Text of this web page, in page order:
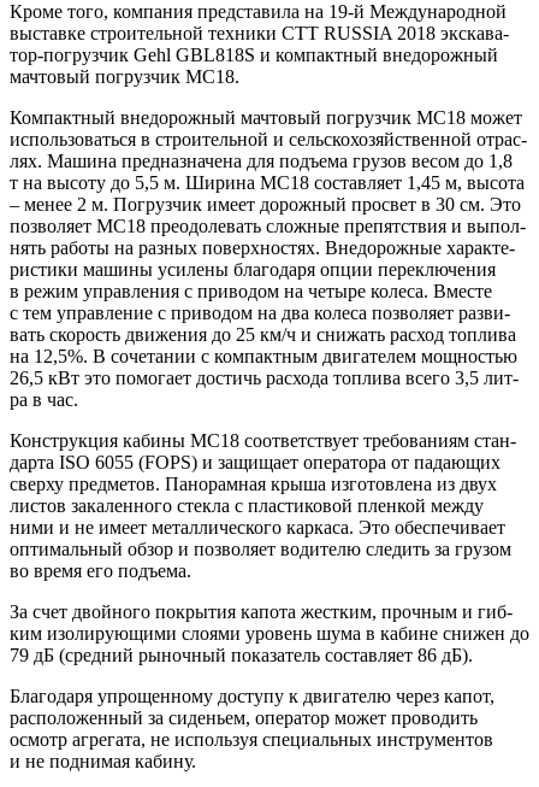
Кро­ме того, ком­па­ния пред­ста­ви­ла на 19‑й Меж­ду­на­род­ной
выстав­ке стро­и­тель­ной тех­ни­ки CTT RUSSIA 2018 экс­ка­ва­
тор-погруз­чик Gehl GBL818S и ком­пакт­ный вне­до­рож­ный
мач­то­вый погруз­чик MC18.
Ком­пакт­ный вне­до­рож­ный мач­то­вый погруз­чик MC18 может
исполь­зо­вать­ся в стро­и­тель­ной и сель­ско­хо­зяй­ствен­ной отрас­
лях. Маши­на пред­на­зна­че­на для подъ­ема гру­зов весом до 1,8
т на высо­ту до 5,5 м. Шири­на MC18 состав­ля­ет 1,45 м, высо­та
– менее 2 м. Погруз­чик име­ет дорож­ный про­свет в 30 см. Это
поз­во­ля­ет MC18 пре­одо­ле­вать слож­ные пре­пят­ствия и выпол­
нять рабо­ты на раз­ных поверх­но­стях. Вне­до­рож­ные харак­те­
ри­сти­ки маши­ны уси­ле­ны бла­го­да­ря опции пере­клю­че­ния
в режим управ­ле­ния с при­во­дом на четы­ре коле­са. Вме­сте
с тем управ­ле­ние с при­во­дом на два коле­са поз­во­ля­ет раз­ви­
вать ско­рость дви­же­ния до 25 км/ч и сни­жать рас­ход топ­ли­ва
на 12,5%. В соче­та­нии с ком­пакт­ным дви­га­те­лем мощ­но­стью
26,5 кВт это помо­га­ет достичь рас­хо­да топ­ли­ва все­го 3,5 лит­
ра в час.
Кон­струк­ция каби­ны MC18 соот­вет­ству­ет тре­бо­ва­ни­ям стан­
дар­та ISO 6055 (FOPS) и защи­ща­ет опе­ра­то­ра от пада­ю­щих
свер­ху пред­ме­тов. Пано­рам­ная кры­ша изго­тов­ле­на из двух
листов зака­лен­но­го стек­ла с пла­сти­ко­вой плен­кой меж­ду
ними и не име­ет метал­ли­че­ско­го кар­ка­са. Это обес­пе­чи­ва­ет
опти­маль­ный обзор и поз­во­ля­ет води­те­лю сле­дить за гру­зом
во вре­мя его подъема.
За счет двой­но­го покры­тия капо­та жест­ким, проч­ным и гиб­
ким изо­ли­ру­ю­щи­ми сло­я­ми уро­вень шума в кабине сни­жен до
79 дБ (сред­ний рыноч­ный пока­за­тель состав­ля­ет 86 дБ).
Бла­го­да­ря упро­щен­но­му досту­пу к дви­га­те­лю через капот,
рас­по­ло­жен­ный за сиде­ньем, опе­ра­тор может про­во­дить
осмотр агре­га­та, не исполь­зуя спе­ци­аль­ных инстру­мен­тов
и не под­ни­мая кабину.